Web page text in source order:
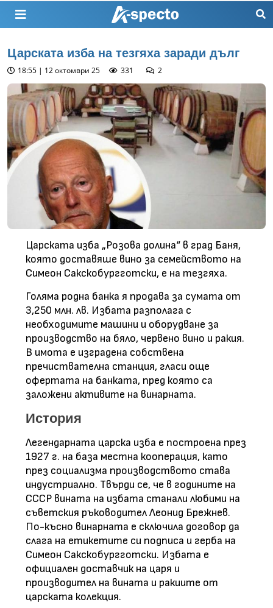
Царската изба на тезгяха заради дълг
18:55 | 12 октомври 25 331 2
Царската изба „Розова долина“ в град Баня,
която доставяше вино за семейството на
Симеон Сакскобургготски, е на тезгяха.
Голяма родна банка я продава за сумата от
3,250 млн. лв. Избата разполага с
необходимите машини и оборудване за
производство на бяло, червено вино и ракия.
В имота е изградена собствена
пречиствателна станция, гласи още
офертата на банката, пред която са
заложени активите на винарната.
История
Легендарната царска изба е построена през
1927 г. на база местна кооперация, като
през социализма производството става
индустриално. Твърди се, че в годините на
СССР вината на избата станали любими на
съветския ръководител Леонид Брежнев.
По-късно винарната е сключила договор да
слага на етикетите си подписа и герба на
Симеон Сакскобургготски. Избата е
официален доставчик на царя и
производител на вината и ракиите от
царската колекция.